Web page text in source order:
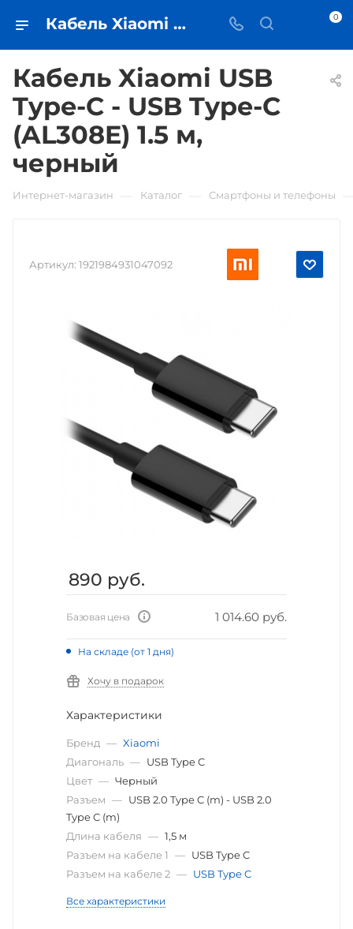
Кабель Xiaomi USB Type-C - USB Type-C (AL308E) 1.5 м, черный • купить в Самаре - iЧехол 0
Кабель Xiaomi USB
Type-C - USB Type-C
(AL308E) 1.5 м,
черный
Интернет-магазин Каталог Смартфоны и телефоны
Артикул: 1921984931047092
890 руб.
Базовая цена 1 014.60 руб.
На складе (от 1 дня)
Хочу в подарок
Характеристики
Бренд — Xiaomi
Диагональ — USB Type C
Цвет — Черный
Разъем — USB 2.0 Type C (m) - USB 2.0
Type C (m)
Длина кабеля — 1,5 м
Разъем на кабеле 1
— USB Type C
Разъем на кабеле 2 — USB Type C
Все характеристики